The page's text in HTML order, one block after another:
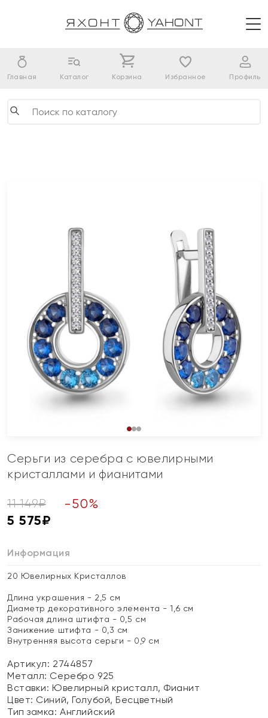
Главная Каталог Корзина Избранное Профиль
Серьги из серебра с ювелирными
кристаллами и фианитами
11 149₽ -50%
5 575₽
Информация
20 Ювелирных Кристаллов
Длина украшения - 2,5 см
Диаметр декоративного элемента - 1,6 см
Рабочая длина штифта - 0,5 см
Занижение штифта - 0,3 см
Внутренняя высота серьги - 0,9 см
Артикул: 2744857
Металл: Серебро 925
Вставки:Ювелирный кристалл, Фианит
Цвет: Синий, Голубой, Бесцветный
Тип замка:Английский